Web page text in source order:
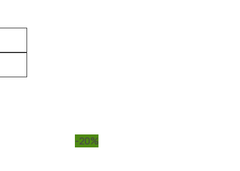
-20%